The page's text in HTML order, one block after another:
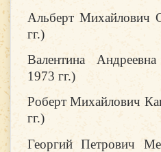
Альберт Михайлович
гг.)
Валентина
1973 гг.)
Роберт Михайлович
гг.)
Георгий Петрович